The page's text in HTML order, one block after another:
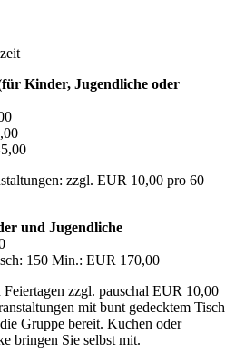
Kinder, Jugendliche oder
zzgl. EUR 10,00 pro 60
und Jugendliche
150 Min.: EUR 170,00
zzgl. pauschal EUR 10,00
mit bunt gedecktem Tisch
Gruppe bereit. Kuchen oder
bringen Sie selbst mit.